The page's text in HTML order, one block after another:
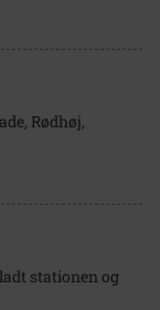
Rødhøj,
stationen og